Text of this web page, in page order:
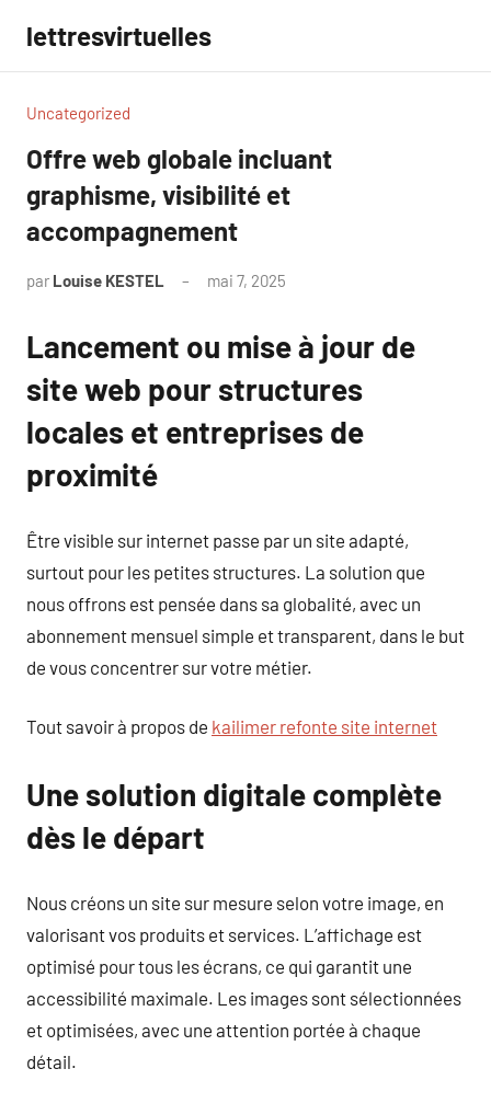
contenu
lettresvirtuelles
Uncategorized
Offre web globale incluant
graphisme, visibilité et
accompagnement
par Louise KESTEL mai 7, 2025
Lancement ou mise à jour de
site web pour structures
locales et entreprises de
proximité
Être visible sur internet passe par un site adapté,
surtout pour les petites structures. La solution que
nous offrons est pensée dans sa globalité, avec un
abonnement mensuel simple et transparent, dans le but
de vous concentrer sur votre métier.
Tout savoir à propos de kailimer refonte site internet
Une solution digitale complète
dès le départ
Nous créons un site sur mesure selon votre image, en
valorisant vos produits et services. L’affichage est
optimisé pour tous les écrans, ce qui garantit une
accessibilité maximale. Les images sont sélectionnées
et optimisées, avec une attention portée à chaque
détail.